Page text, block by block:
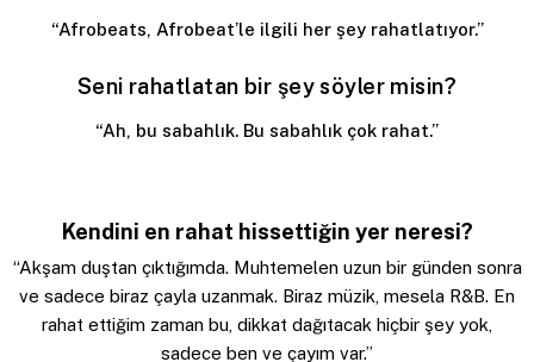
“Afrobeats, Afrobeat’le ilgili her şey rahatlatıyor.”
Seni rahatlatan bir şey söyler misin?
“Ah, bu sabahlık. Bu sabahlık çok rahat.”
Kendini en rahat hissettiğin yer neresi?
“Akşam duştan çıktığımda. Muhtemelen uzun bir günden sonra
ve sadece biraz çayla uzanmak. Biraz müzik, mesela R&B. En
rahat ettiğim zaman bu, dikkat dağıtacak hiçbir şey yok,
sadece ben ve çayım var.”